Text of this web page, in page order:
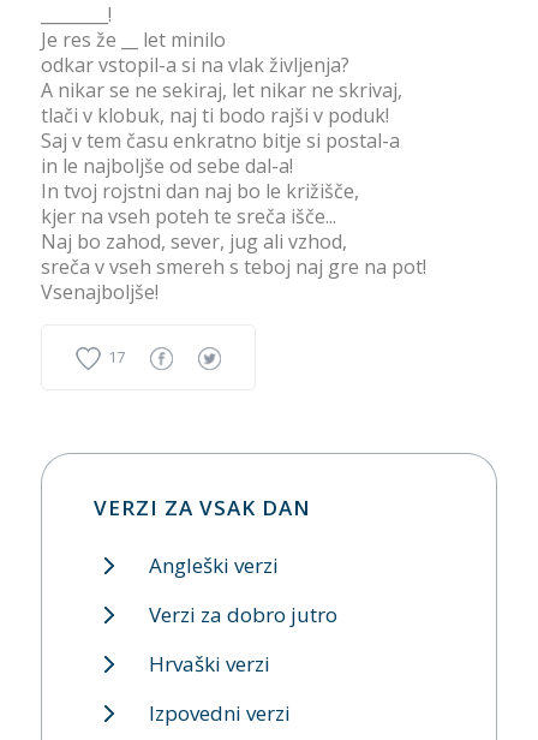
________!
Je res že __ let minilo
odkar vstopil-a si na vlak življenja?
A nikar se ne sekiraj, let nikar ne skrivaj,
tlači v klobuk, naj ti bodo rajši v poduk!
Saj v tem času enkratno bitje si postal-a
in le najboljše od sebe dal-a!
In tvoj rojstni dan naj bo le križišče,
kjer na vseh poteh te sreča išče...
Naj bo zahod, sever, jug ali vzhod,
sreča v vseh smereh s teboj naj gre na pot!
Vsenajboljše!
17
VERZI ZA VSAK DAN
Angleški verzi
Verzi za dobro jutro
Hrvaški verzi
Izpovedni verzi